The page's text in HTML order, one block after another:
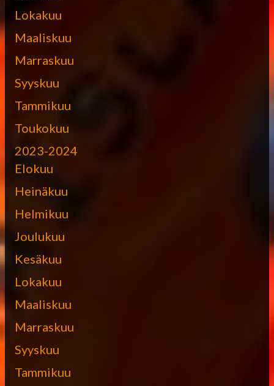
Lokakuu
Maaliskuu
Marraskuu
Syyskuu
Tammikuu
Toukokuu
2023-2024
Elokuu
Heinäkuu
Helmikuu
Joulukuu
Kesäkuu
Lokakuu
Maaliskuu
Marraskuu
Syyskuu
Tammikuu